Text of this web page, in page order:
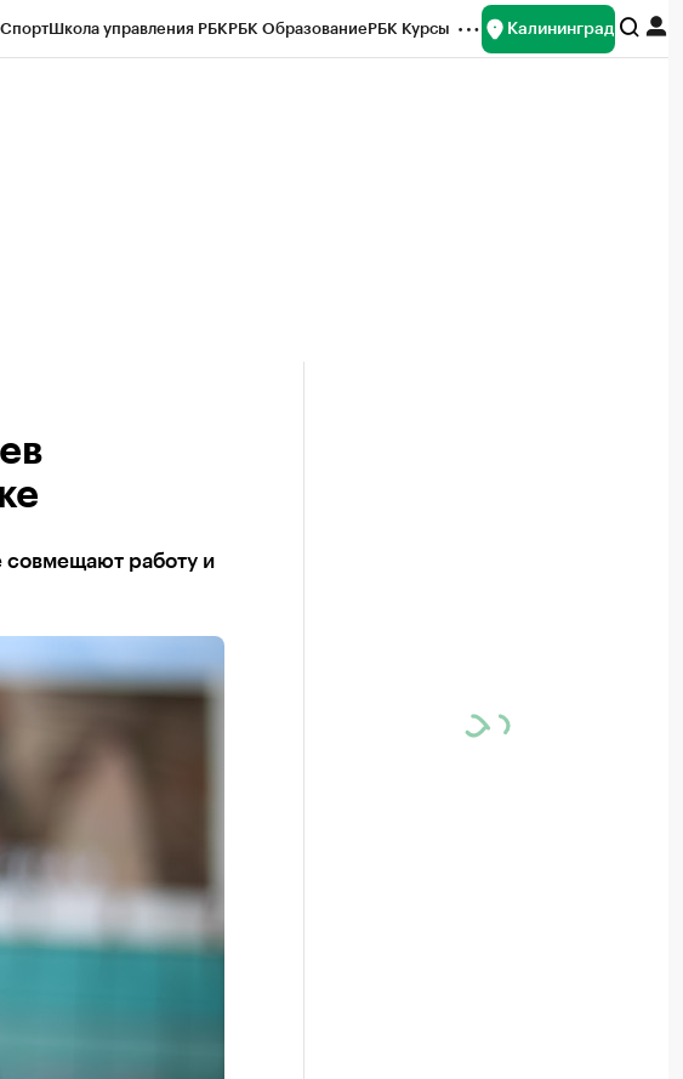
СпортШкола управления РБКРБК ОбразованиеРБК Курсы Калининград
совмещают работу и